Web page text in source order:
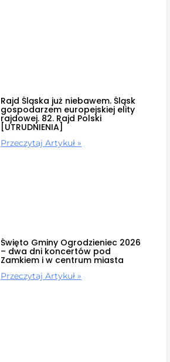
Rajd Śląska już niebawem. Śląsk
gospodarzem europejskiej elity
rajdowej. 82. Rajd Polski
[UTRUDNIENIA]
Przeczytaj Artykuł »
Święto Gminy Ogrodzieniec 2026
– dwa dni koncertów pod
Zamkiem i w centrum miasta
Przeczytaj Artykuł »